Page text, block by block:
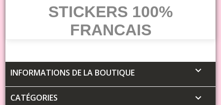
STICKERS 100%
FRANCAIS
INFORMATIONS DE LA BOUTIQUE 
CATÉGORIES 